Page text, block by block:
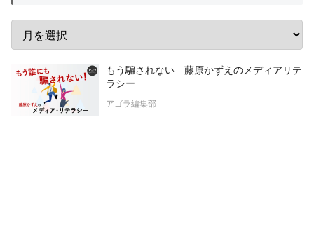
もう騙されない 藤原かずえのメディアリテ
ラシー
アゴラ編集部